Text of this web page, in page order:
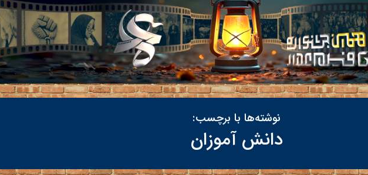
نوشته‌ها با برچسب:
دانش آموزان